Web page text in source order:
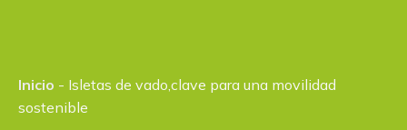
Inicio - Isletas de vado,clave para una movilidad
sostenible